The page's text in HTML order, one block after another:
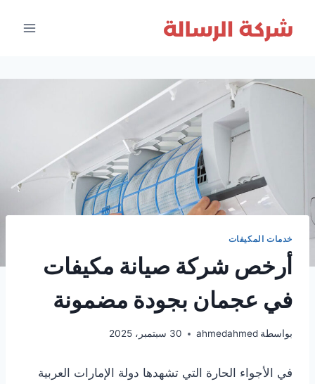
خدمات المكيفات
أرخص شركة صيانة مكيفات
في عجمان بجودة مضمونة
بواسطة ahmedahmed 30 سبتمبر، 2025
في الأجواء الحارة التي تشهدها دولة الإمارات العربية